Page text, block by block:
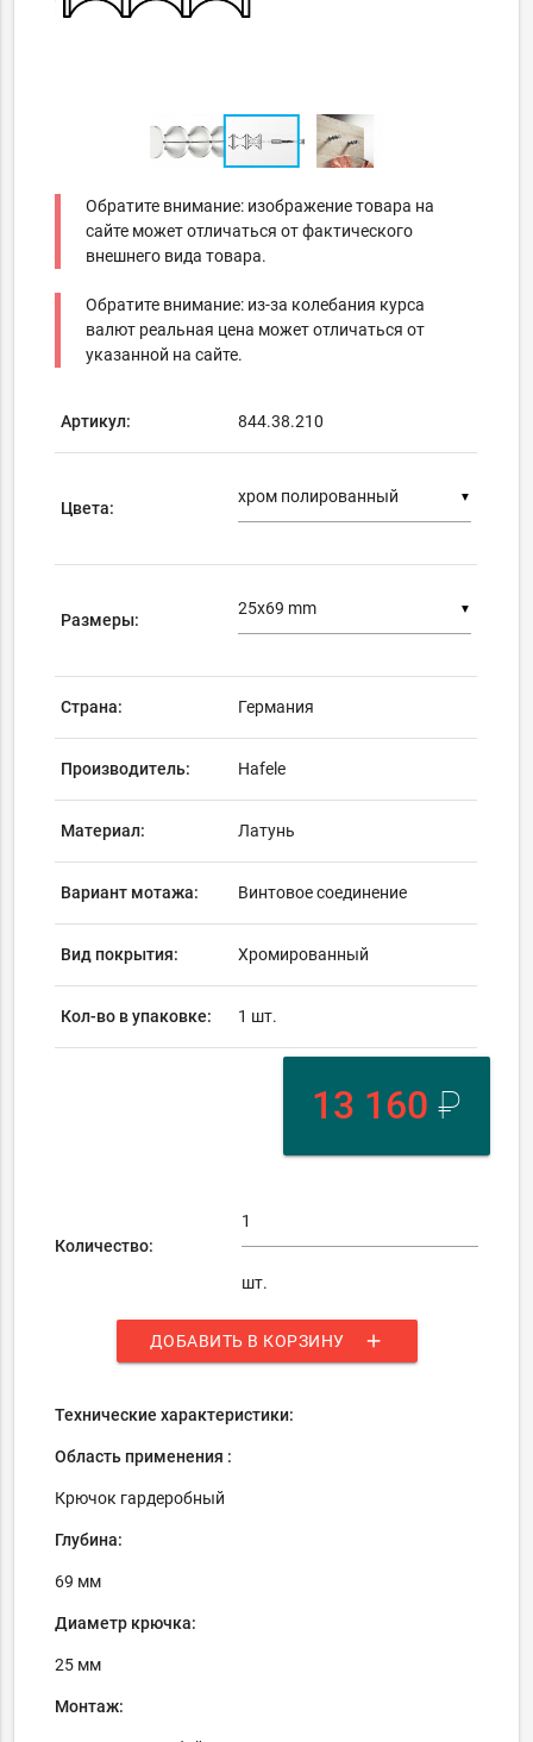
Обратите внимание: изображение товара на
сайте может отличаться от фактического
внешнего вида товара.
Обратите внимание: из-за колебания курса
валют реальная цена может отличаться от
указанной на сайте.
Артикул: 844.38.210
Цвета:
▼
Размеры:
▼
Страна: Германия
Производитель: Hafele
Материал: Латунь
Вариант мотажа: Винтовое соединение
Вид покрытия: Хромированный
Кол-во в упаковке: 1 шт.
13 160 ₽
Количество:
шт.
ДОБАВИТЬ В КОРЗИНУ add
Технические характеристики:
Область применения :
Крючок гардеробный
Глубина:
69 мм
Диаметр крючка:
25 мм
Монтаж: